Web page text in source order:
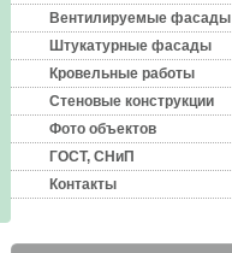
Вентилируемые фасады
Штукатурные фасады
Кровельные работы
Стеновые конструкции
Фото объектов
ГОСТ, СНиП
Контакты